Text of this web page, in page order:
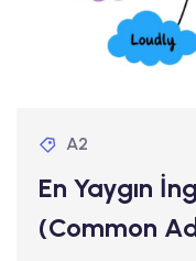
A2
En Yaygın
(Common